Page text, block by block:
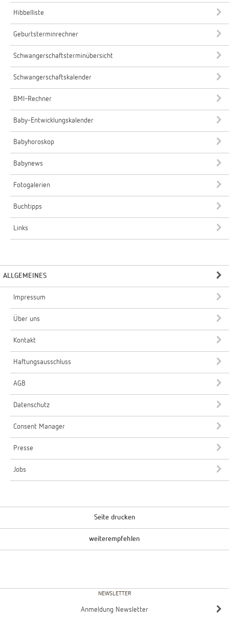
Hibbelliste
Geburtsterminrechner
Schwangerschaftsterminübersicht
Schwangerschaftskalender
BMI-Rechner
Baby-Entwicklungskalender
Babyhoroskop
Babynews
Fotogalerien
Buchtipps
Links
ALLGEMEINES
Impressum
Über uns
Kontakt
Haftungsausschluss
AGB
Datenschutz
Consent Manager
Presse
Jobs
Seite drucken
weiterempfehlen
NEWSLETTER
Anmeldung Newsletter